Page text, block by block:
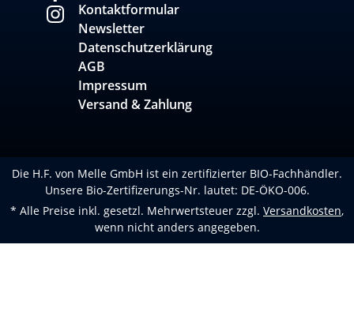
Kontaktformular
Newsletter
Datenschutzerklärung
AGB
Impressum
Versand & Zahlung
Die H.F. von Melle GmbH ist ein zertifizierter BIO-Fachhändler.
Unsere Bio-Zertifizerungs-Nr. lautet: DE-ÖKO-006.
* Alle Preise inkl. gesetzl. Mehrwertsteuer zzgl. Versandkosten,
wenn nicht anders angegeben.